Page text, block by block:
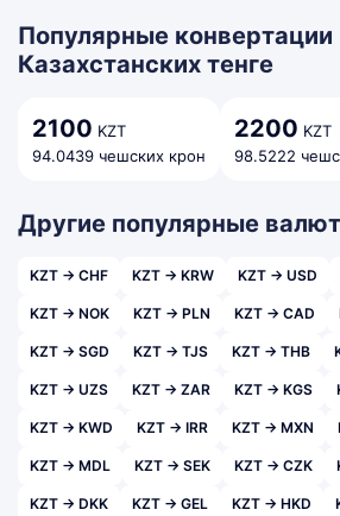
Популярные конвертации
Казахстанских тенге
2100 KZT
94.0439 чешских крон
2200 KZT
98.5222
Другие популярные
KZT → CHF KZT → KRW KZT → USD
KZT → NOK KZT → PLN KZT → CAD
KZT → SGD KZT → TJS KZT → THB
KZT → UZS KZT → ZAR KZT → KGS
KZT → KWD KZT → IRR KZT → MXN
KZT → MDL KZT → SEK KZT → CZK
KZT → DKK KZT → GEL KZT → HKD